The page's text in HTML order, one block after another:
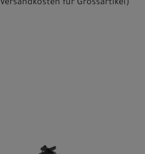
Versandkosten für Grossartikel)